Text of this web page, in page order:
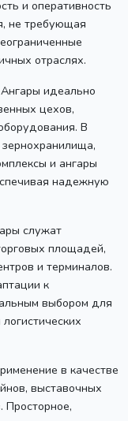
и оперативность
не требующая
отраслях.
Ангары идеально
цехов,
В
зернохранилища,
и ангары
надежную
служат
площадей,
и терминалов.
к
выбором для
в качестве
выставочных
Просторное,